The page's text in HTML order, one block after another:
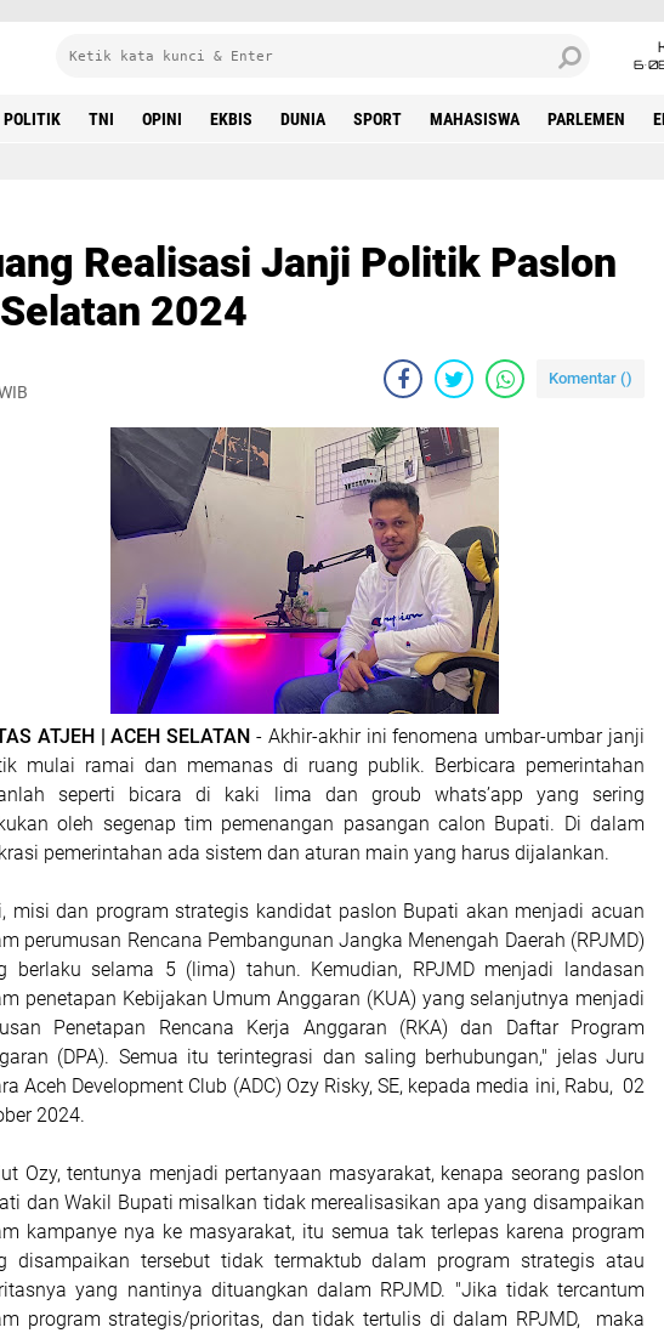
POLITIK TNI OPINI EKBIS DUNIA SPORT MAHASISWA PARLEMEN
Realisasi Janji Politik Paslon
2024
Komentar ()
ATJEH | ACEH SELATAN - Akhir-akhir ini fenomena umbar-umbar janji
mulai ramai dan memanas di ruang publik. Berbicara pemerintahan
seperti bicara di kaki lima dan groub whats’app yang sering
oleh segenap tim pemenangan pasangan calon Bupati. Di dalam
pemerintahan ada sistem dan aturan main yang harus dijalankan.
misi dan program strategis kandidat paslon Bupati akan menjadi acuan
perumusan Rencana Pembangunan Jangka Menengah Daerah (RPJMD)
berlaku selama 5 (lima) tahun. Kemudian, RPJMD menjadi landasan
penetapan Kebijakan Umum Anggaran (KUA) yang selanjutnya menjadi
Penetapan Rencana Kerja Anggaran (RKA) dan Daftar Program
(DPA). Semua itu terintegrasi dan saling berhubungan," jelas Juru
Aceh Development Club (ADC) Ozy Risky, SE, kepada media ini, Rabu, 02
2024.
Ozy, tentunya menjadi pertanyaan masyarakat, kenapa seorang paslon
dan Wakil Bupati misalkan tidak merealisasikan apa yang disampaikan
kampanye nya ke masyarakat, itu semua tak terlepas karena program
disampaikan tersebut tidak termaktub dalam program strategis atau
yang nantinya dituangkan dalam RPJMD. "Jika tidak tercantum
program strategis/prioritas, dan tidak tertulis di dalam RPJMD, maka